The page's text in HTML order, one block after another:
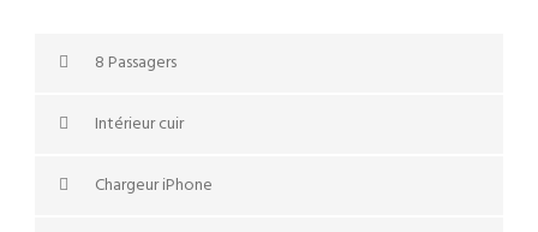
8 Passagers
Intérieur cuir
Chargeur iPhone